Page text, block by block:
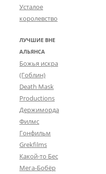
Усталое
королевство
ЛУЧШИЕ ВНЕ
АЛЬЯНСА
Божья искра
(Гоблин)
Death Mask
Productions
Держиморда
Филмс
Гонфильм
Grekfilms
Какой-то Бес
Мега-Бобёр